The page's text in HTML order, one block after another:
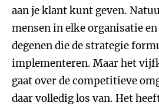
aan je klant kunt geven.
mensen in elke organisatie
degenen die de strategie
implementeren. Maar het
gaat over de competitieve
daar volledig los van. Het